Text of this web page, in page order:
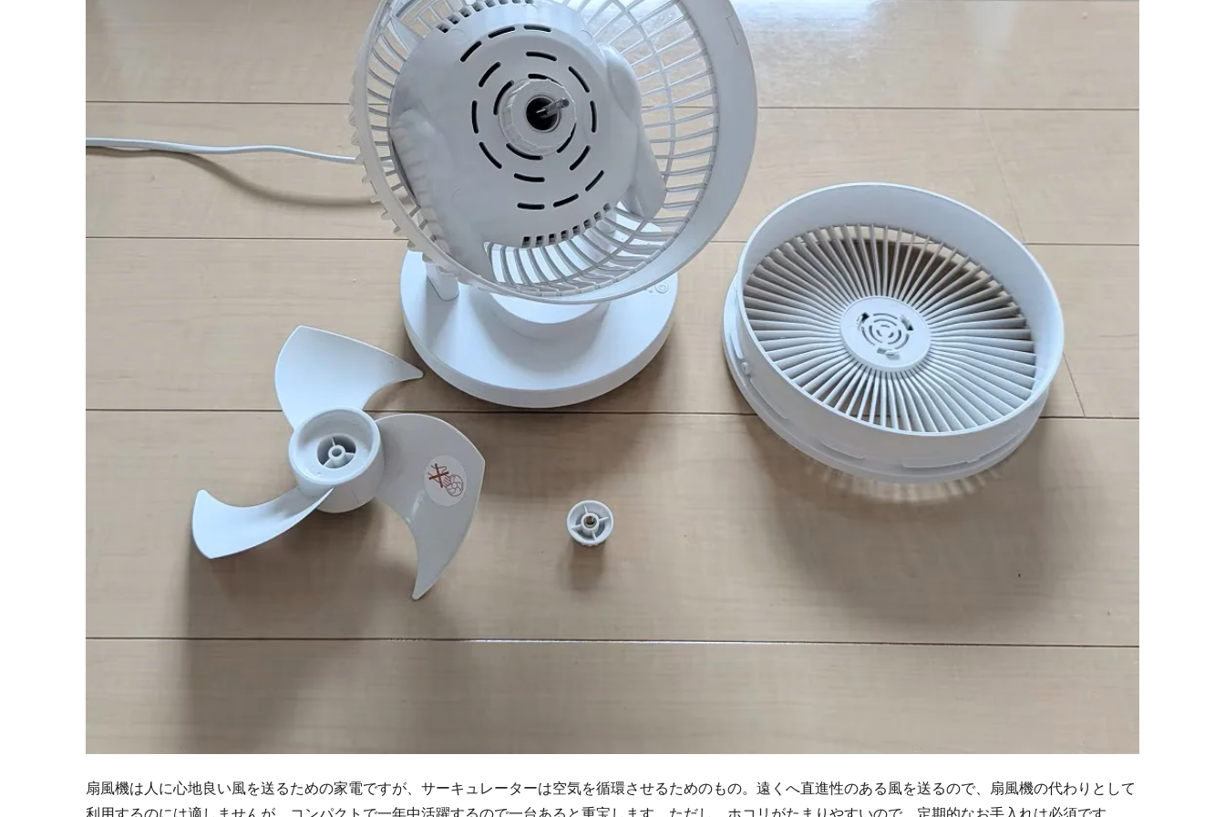
扇風機は人に心地良い風を送るための家電ですが、サーキュレーターは空気を循環させるためのもの。遠くへ直進性のある風を送るので、扇風機の代わりとして
利用するのには適しませんが、コンパクトで一年中活躍するので一台あると重宝します。ただし、ホコリがたまりやすいので、定期的なお手入れは必須です。